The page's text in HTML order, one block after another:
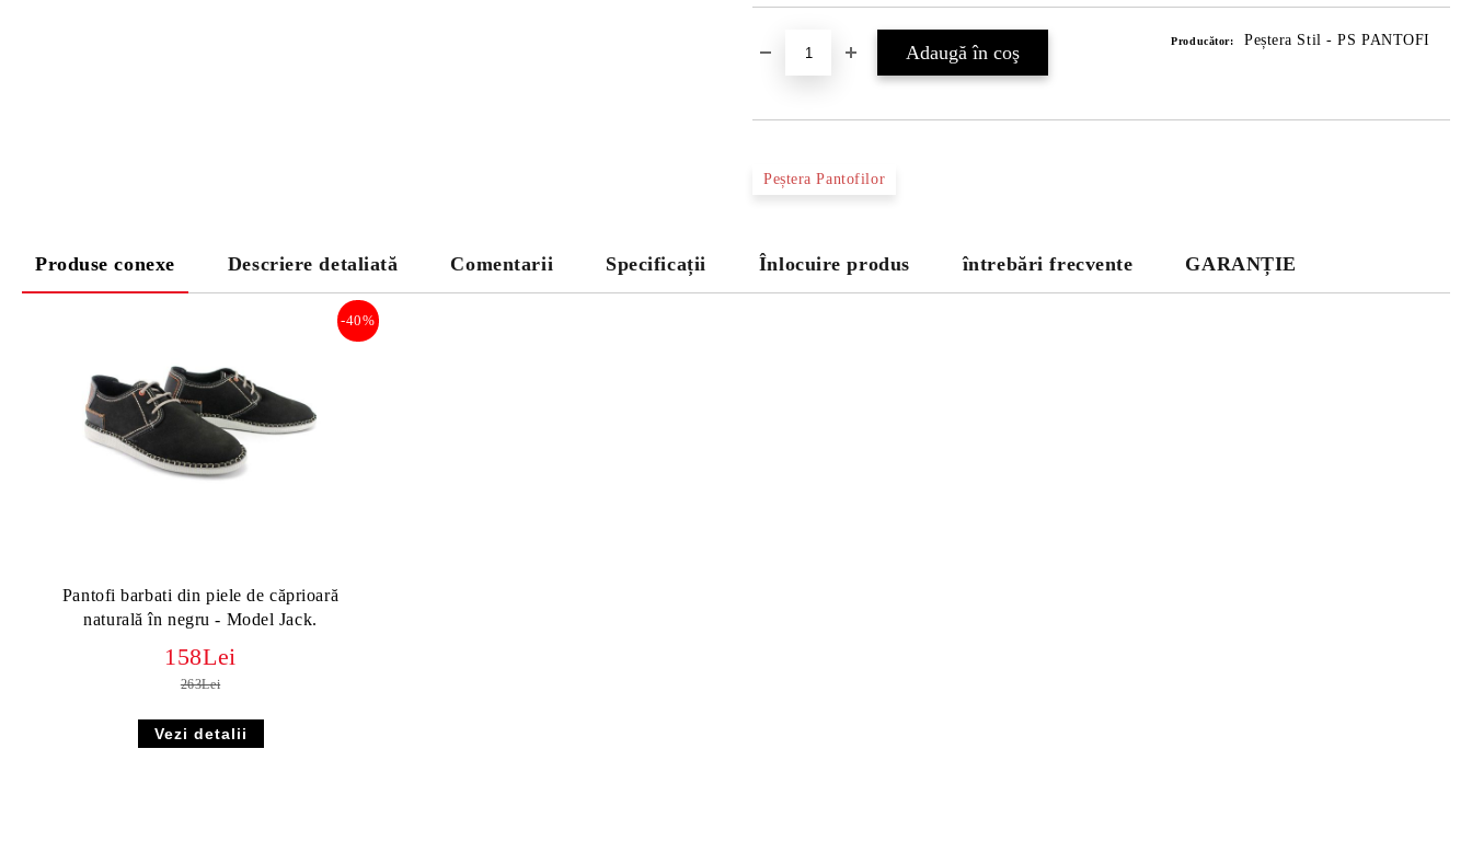
Producător: Peștera Stil - PS PANTOFI
Peștera Pantofilor
Produse conexe Descriere detaliată Comentarii Specificații Înlocuire produs întrebări frecvente GARANȚIE
Pantofi barbati din piele de căprioară
naturală în negru - Model Jack.
-40%
158Lei
263Lei
Vezi detalii